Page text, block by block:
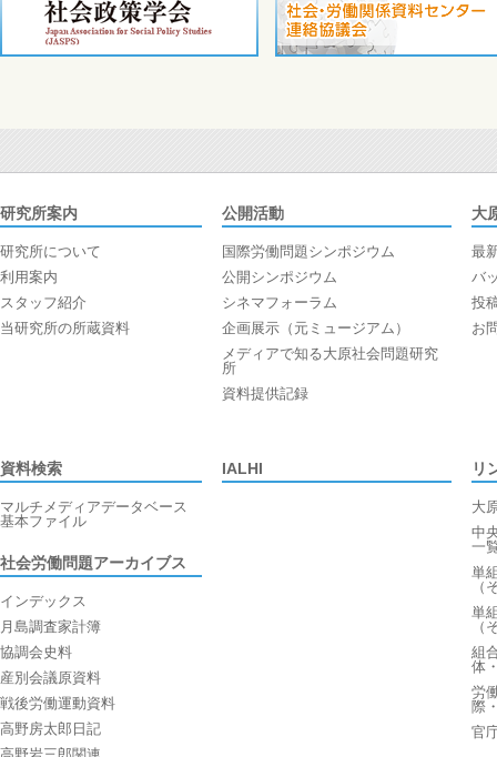
研究所案内
研究所について
利用案内
スタッフ紹介
当研究所の所蔵資料
公開活動
国際労働問題シンポジウム
公開シンポジウム
シネマフォーラム
企画展示（元ミュージアム）
メディアで知る大原社会問題研究
所
資料提供記録
大
最
バ
投
お
資料検索
マルチメディアデータベース
基本ファイル
社会労働問題アーカイブス
インデックス
月島調査家計簿
協調会史料
産別会議原資料
戦後労働運動資料
高野房太郎日記
IALHI リ
大
中
一
単
（
単
（
組
体
労
際
官